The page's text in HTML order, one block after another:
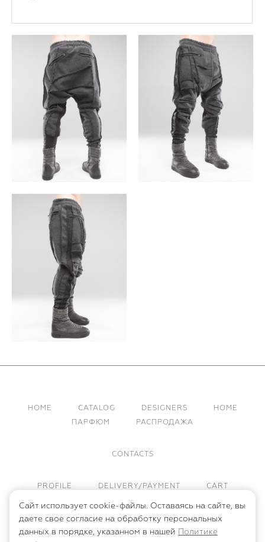
HOME CATALOG DESIGNERS
HOME
ПАРФЮМ
РАСПРОДАЖА
CONTACTS
PROFILE DELIVERY/PAYMENT CART
ПУБЛИЧНАЯ ОФЕРТА
ПОЛИТИКА КОНФИДЕНЦИАЛЬНОСТИ
Сайт использует cookie-файлы. Оставаясь на сайте, вы
даете свое согласие на обработку персональных
данных в порядке, указанном в нашей Политике